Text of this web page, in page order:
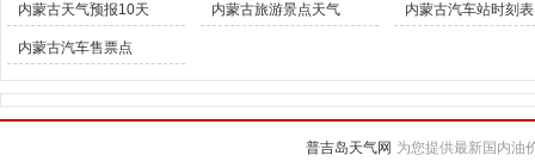
内蒙古天气预报10天 内蒙古旅游景点天气 内蒙古汽车站时刻表
内蒙古汽车售票点
普吉岛天气网 为您提供最新国内油